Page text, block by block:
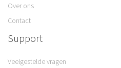
Over ons
Contact
Support
Veelgestelde vragen